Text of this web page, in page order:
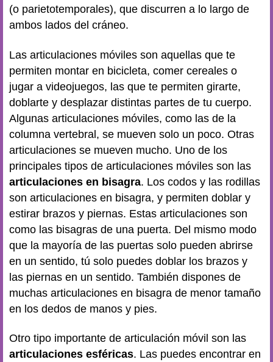
(o parietotemporales), que discurren a lo largo de
ambos lados del cráneo.
Las articulaciones móviles son aquellas que te
permiten montar en bicicleta, comer cereales o
jugar a videojuegos, las que te permiten girarte,
doblarte y desplazar distintas partes de tu cuerpo.
Algunas articulaciones móviles, como las de la
columna vertebral, se mueven solo un poco. Otras
articulaciones se mueven mucho. Uno de los
principales tipos de articulaciones móviles son las
articulaciones en bisagra. Los codos y las rodillas
son articulaciones en bisagra, y permiten doblar y
estirar brazos y piernas. Estas articulaciones son
como las bisagras de una puerta. Del mismo modo
que la mayoría de las puertas solo pueden abrirse
en un sentido, tú solo puedes doblar los brazos y
las piernas en un sentido. También dispones de
muchas articulaciones en bisagra de menor tamaño
en los dedos de manos y pies.
Otro tipo importante de articulación móvil son las
articulaciones esféricas. Las puedes encontrar en